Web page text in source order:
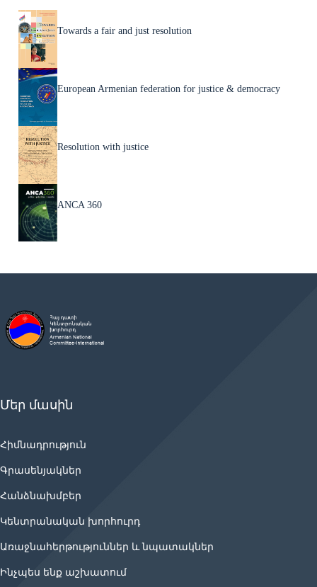
Towards a fair and just resolution
European Armenian federation for justice & democracy
Resolution with justice
ANCA 360
Մեր մասին
Հիմնադրություն
Գրասենյակներ
Հանձնախմբեր
Կենտրանական խորհուրդ
Առաջնահերթություններ և նպատակներ
Ինչպես ենք աշխատում